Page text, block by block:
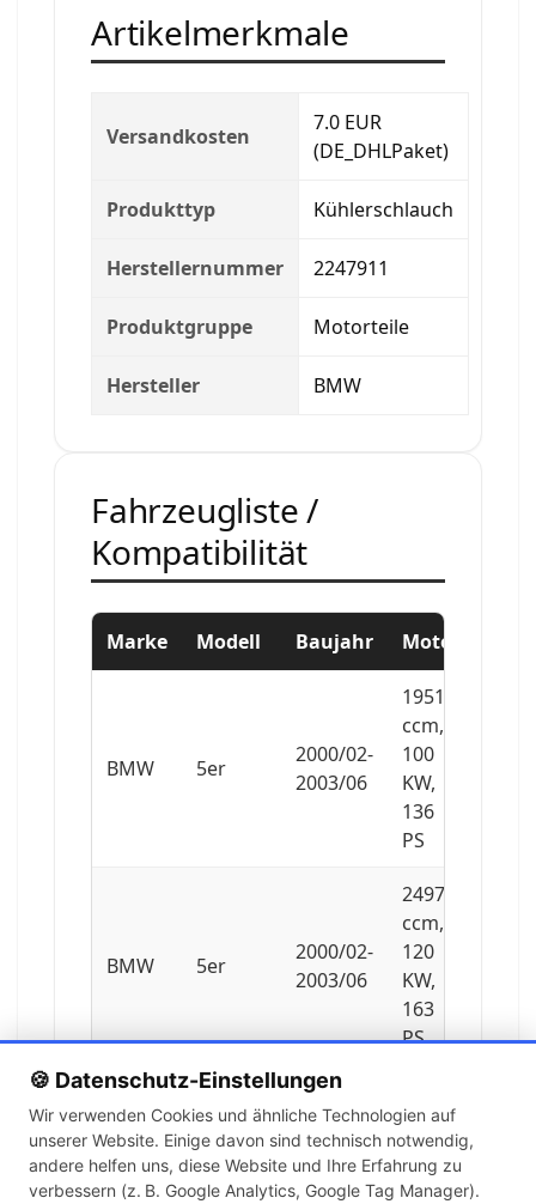
🍪 Datenschutz-Einstellungen
Wir verwenden Cookies und ähnliche Technologien auf
unserer Website. Einige davon sind technisch notwendig,
andere helfen uns, diese Website und Ihre Erfahrung zu
verbessern (z. B. Google Analytics, Google Tag Manager).
Artikelmerkmale
Versandkosten
7.0 EUR
(DE_DHLPaket)
Produkttyp Kühlerschlauch
Herstellernummer 2247911
Produktgruppe Motorteile
Hersteller BMW
Fahrzeugliste /
Kompatibilität
Marke Modell Baujahr Motor
BMW 5er
2000/02-
2003/06
1951
ccm,
100
KW,
136
PS
BMW 5er
2000/02-
2003/06
2497
ccm,
120
KW,
163
PS
BMW 5er
1998/08-
2000/09
ccm,
135
KW,